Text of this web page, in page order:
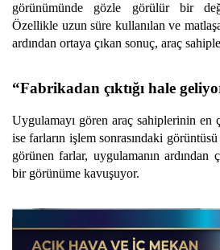
görünümünde gözle görülür bir
Özellikle uzun süre kullanılan ve
ardından ortaya çıkan sonuç, araç
“Fabrikadan çıktığı hale
Uygulamayı gören araç sahiplerinin
ise farların işlem sonrasındaki
görünen farlar, uygulamanın
bir görünüme kavuşuyor.